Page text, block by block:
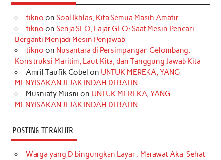
e
b
o
k
t
a
r
a
m
T
o
k
t
e
r
e
s
t
k
e
d
I
n
t
t
r
T
u
e
tikno on Soal Ikhlas, Kita Semua Masih Amatir
tikno on Senja SEO, Fajar GEO: Saat Mesin Pencari
Berganti Menjadi Mesin Penjawab
tikno on Nusantara di Persimpangan Gelombang:
Konstruksi Maritim, Laut Kita, dan Tanggung Jawab Kita
Amril Taufik Gobel on UNTUK MEREKA, YANG
MENYISAKAN JEJAK INDAH DI BATIN
Musniaty Musni on UNTUK MEREKA, YANG
MENYISAKAN JEJAK INDAH DI BATIN
POSTING TERAKHIR
Warga yang Dibingungkan Layar : Merawat Akal Sehat